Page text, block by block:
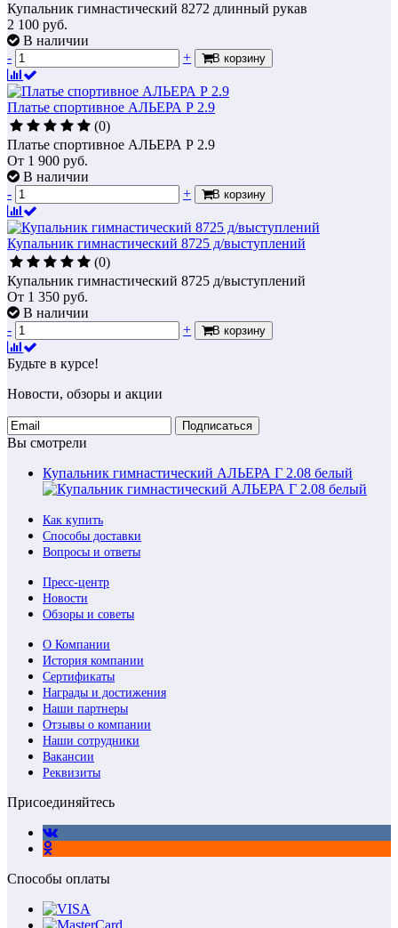
Купальник гимнастический 8272 длинный рукав
2 100 руб.
В наличии
-
+ В корзину
Платье спортивное АЛЬЕРА Р 2.9
(0)
Платье спортивное АЛЬЕРА Р 2.9
От 1 900 руб.
В наличии
-
+ В корзину
Купальник гимнастический 8725 д/выступлений
(0)
Купальник гимнастический 8725 д/выступлений
От 1 350 руб.
В наличии
-
+ В корзину
Будьте в курсе!
Новости, обзоры и акции
Подписаться
Вы смотрели
Купальник гимнастический АЛЬЕРА Г 2.08 белый
Как купить
Способы доставки
Вопросы и ответы
Пресс-центр
Новости
Обзоры и советы
О Компании
История компании
Сертификаты
Награды и достижения
Наши партнеры
Отзывы о компании
Наши сотрудники
Вакансии
Реквизиты
Присоединяйтесь
Способы оплаты